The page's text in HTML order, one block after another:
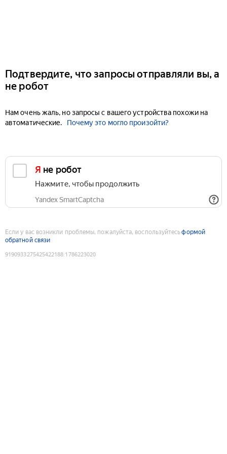
Подтвердите, что запросы отправляли вы, а
не робот
Нам очень жаль, но запросы с вашего устройства похожи на
автоматические.
Почему это могло произойти?
Я не робот
Нажмите, чтобы продолжить
Yandex SmartCaptcha
Если у вас возникли проблемы, пожалуйста, воспользуйтесьформой
обратной связи
9190933275425422188:1786223020